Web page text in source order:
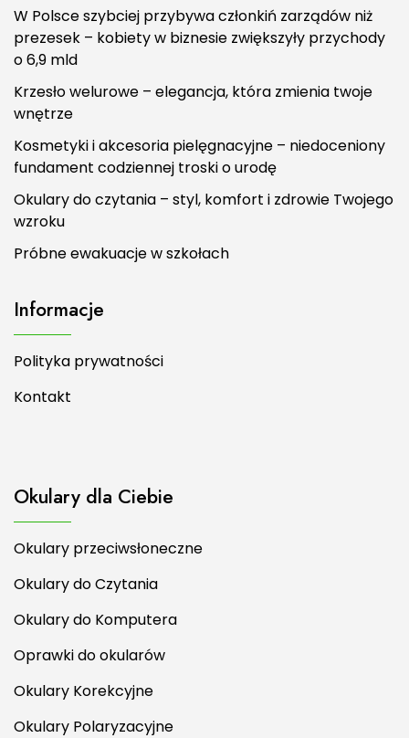
W Polsce szybciej przybywa członkiń zarządów niż
prezesek – kobiety w biznesie zwiększyły przychody
o 6,9 mld
Krzesło welurowe – elegancja, która zmienia twoje
wnętrze
Kosmetyki i akcesoria pielęgnacyjne – niedoceniony
fundament codziennej troski o urodę
Okulary do czytania – styl, komfort i zdrowie Twojego
wzroku
Próbne ewakuacje w szkołach
Informacje
Polityka prywatności
Kontakt
Okulary dla Ciebie
Okulary przeciwsłoneczne
Okulary do Czytania
Okulary do Komputera
Oprawki do okularów
Okulary Korekcyjne
Okulary Polaryzacyjne